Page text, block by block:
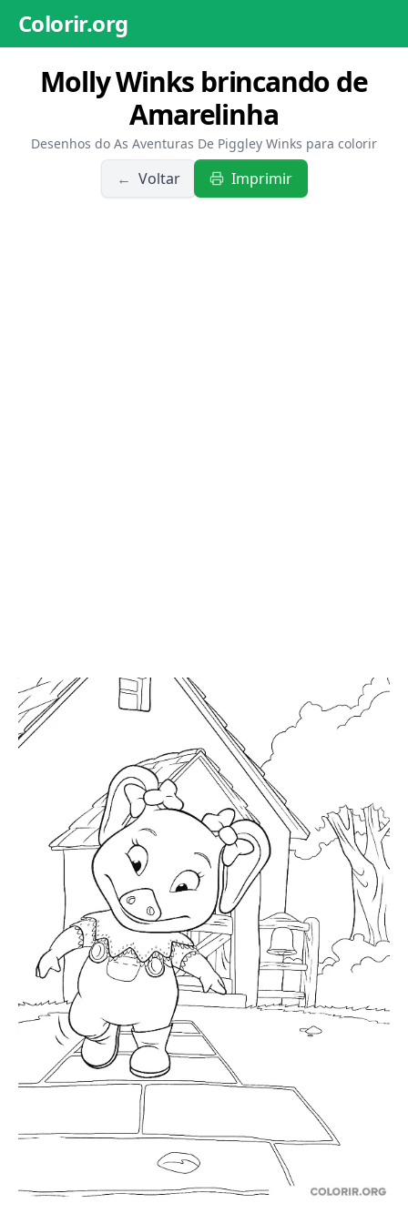
Colorir.org
Molly Winks brincando de
Amarelinha
Desenhos do As Aventuras De Piggley Winks para colorir
← Voltar Imprimir